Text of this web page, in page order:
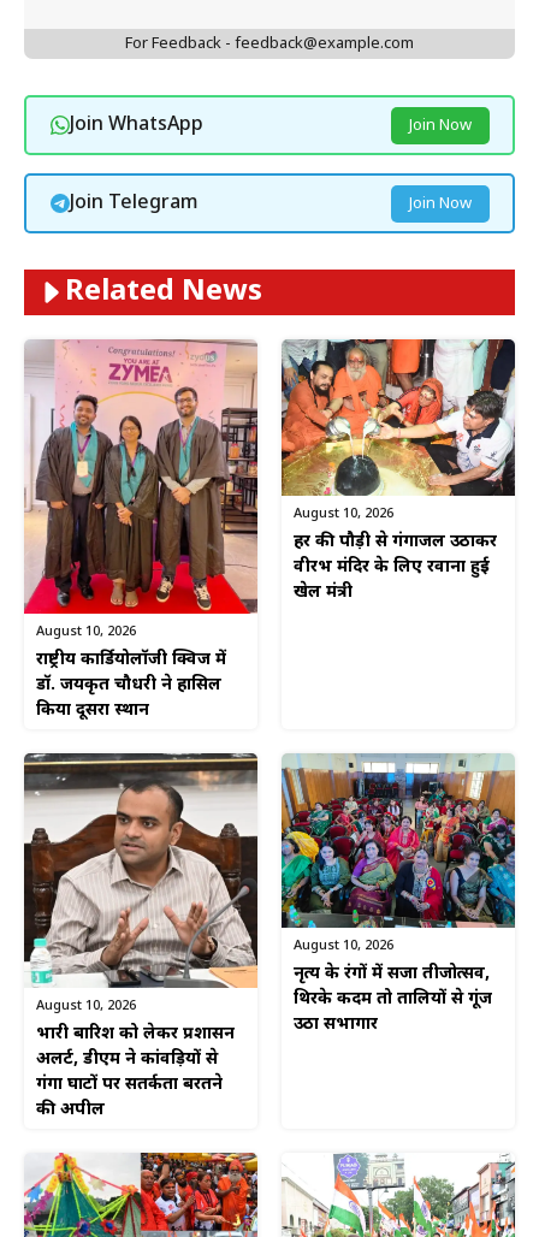
For Feedback - feedback@example.com
Join WhatsApp Join Now
Join Telegram Join Now
Related News
August 10, 2026
राष्ट्रीय कार्डियोलॉजी क्विज में
डॉ. जयकृत चौधरी ने हासिल
किया दूसरा स्थान
August 10, 2026
हर की पौड़ी से गंगाजल उठाकर
वीरभद्र मंदिर के लिए रवाना हुई
खेल मंत्री
August 10, 2026
भारी बारिश को लेकर प्रशासन
अलर्ट, डीएम ने कांवड़ियों से
गंगा घाटों पर सतर्कता बरतने
की अपील
August 10, 2026
नृत्य के रंगों में सजा तीजोत्सव,
थिरके कदम तो तालियों से गूंज
उठा सभागार